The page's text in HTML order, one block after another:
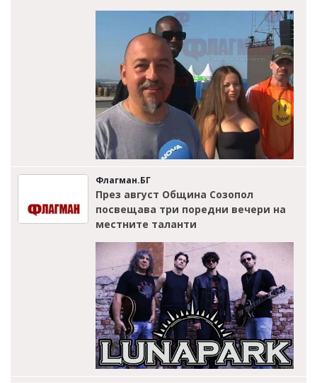
Флагман.БГ
През август Община Созопол
посвещава три поредни вечери на
местните таланти